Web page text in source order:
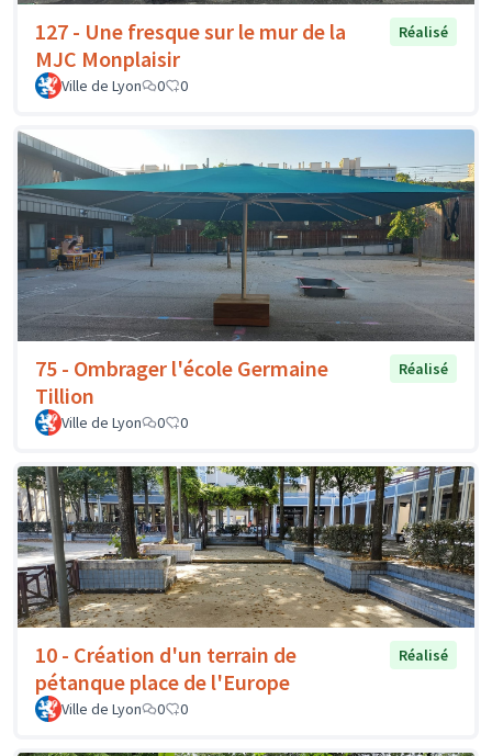
127 - Une fresque sur le mur de la
MJC Monplaisir
Réalisé
Ville de Lyon 0 0
75 - Ombrager l'école Germaine
Tillion
Réalisé
Ville de Lyon 0 0
10 - Création d'un terrain de
pétanque place de l'Europe
Réalisé
Ville de Lyon 0 0